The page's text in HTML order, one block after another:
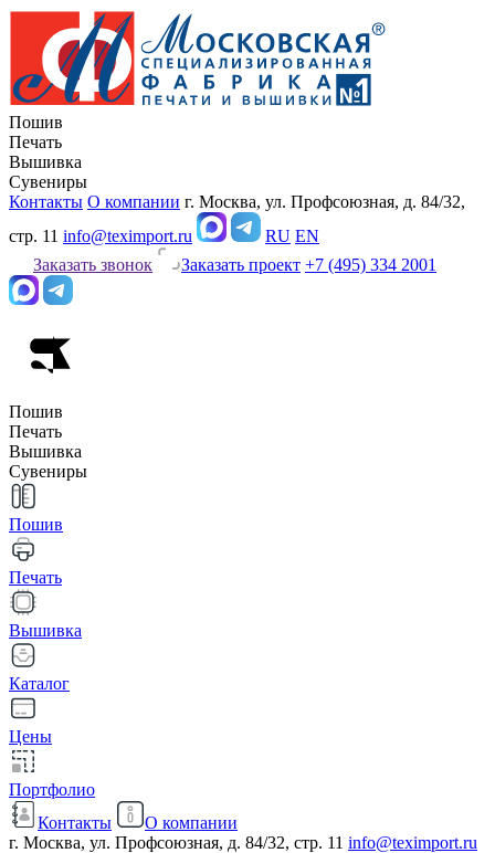
Пошив
Печать
Вышивка
Сувениры
Контакты О компании г. Москва, ул. Профсоюзная, д. 84/32,
стр. 11 info@teximport.ru RU EN
Заказать звонок
Заказать проект +7 (495) 334 2001
Пошив
Печать
Вышивка
Сувениры
Пошив
Печать
Вышивка
Каталог
Цены
Портфолио
Контакты
О компании
г. Москва, ул. Профсоюзная, д. 84/32, стр. 11 info@teximport.ru